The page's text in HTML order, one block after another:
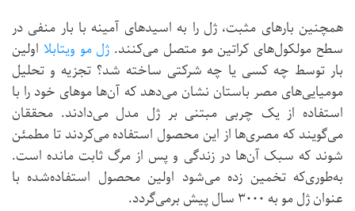
همچنین بارهای مثبت، ژل را به اسیدهای آمینه با بار منفی در
سطح مولکول‌های کراتین مو متصل می‌کنند. ژل مو ویتابلا اولین
بار توسط چه کسی یا چه شرکتی ساخته شد؟ تجزیه و تحلیل
مومیایی‌های مصر باستان نشان می‌دهد که آن‌ها موهای خود را با
استفاده از یک چربی مبتنی بر ژل مدل می‌دادند. محققان
می‌گویند که مصری‌ها از این محصول استفاده می‌کردند تا مطمئن
شوند که سبک آن‌ها در زندگی و پس از مرگ ثابت مانده است.
به‌طوری‌که تخمین زده می‌شود اولین محصول استفاده‌شده با
عنوان ژل مو به ۳۰۰۰ سال پیش برمی‌گردد.